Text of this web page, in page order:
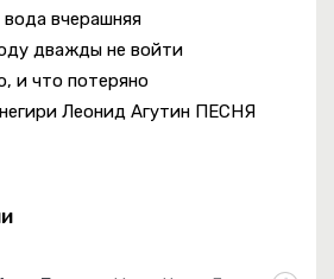
вчерашняя
дважды не войти
и что потеряно
Леонид Агутин ПЕСНЯ